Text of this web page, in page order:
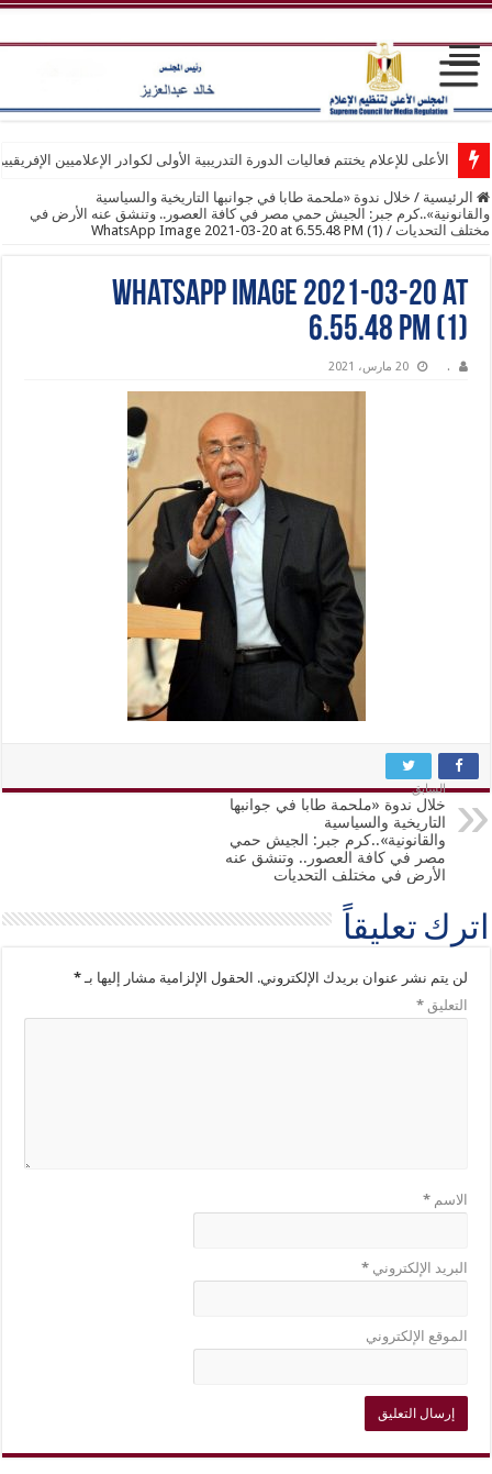
الأعلى للإعلام يختتم فعاليات الدورة التدريبية الأولى لكوادر الإعلاميين
الرئيسية / خلال ندوة «ملحمة طابا في جوانبها التاريخية والسياسية
والقانونية»..كرم جبر: الجيش حمي مصر في كافة العصور.. وتنشق عنه الأرض في
مختلف التحديات /
WhatsApp Image 2021-03-20 at 6.55.48 PM (1)
WhatsApp Image 2021-03-20 at
6.55.48 PM (1)
. 20 مارس، 2021
السابق
خلال ندوة «ملحمة طابا في جوانبها
التاريخية والسياسية
والقانونية»..كرم جبر: الجيش حمي
مصر في كافة العصور.. وتنشق عنه
الأرض في مختلف التحديات
اترك تعليقاً
لن يتم نشر عنوان بريدك الإلكتروني. الحقول الإلزامية مشار إليها بـ*
التعليق*
الاسم*
البريد الإلكتروني*
الموقع الإلكتروني